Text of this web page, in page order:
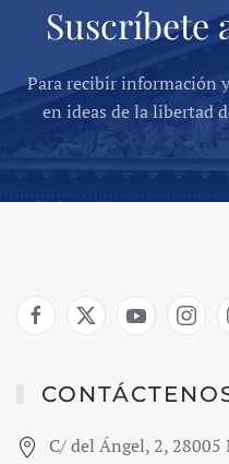
Suscríbete
Para recibir información
en ideas de la libertad
C/ del Ángel, 2, 28005